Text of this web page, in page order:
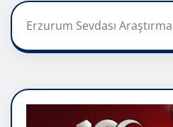
Erzurum Sevdası